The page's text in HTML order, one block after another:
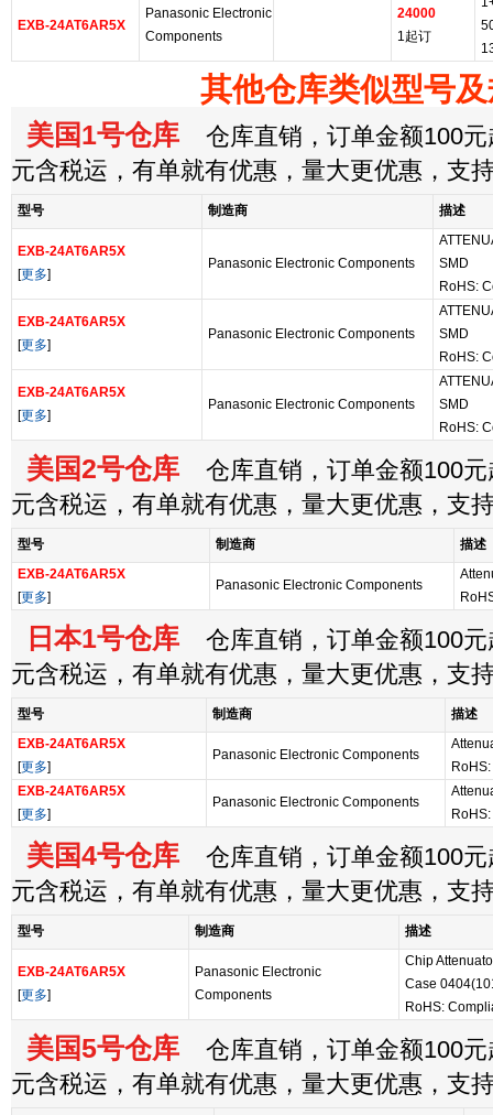
EXB-24AT6AR5X
Panasonic Electronic
Components
24000
1起订
其他仓库类似型号
美国1号仓库 仓库直销，订单金额100元
元含税运，有单就有优惠，量大更优惠，支
型号 制造商 描述
EXB-24AT6AR5X
[更多]
Panasonic Electronic Components
SMD
RoHS:
EXB-24AT6AR5X
[更多]
Panasonic Electronic Components
SMD
RoHS:
EXB-24AT6AR5X
[更多]
Panasonic Electronic Components
SMD
RoHS:
美国2号仓库 仓库直销，订单金额100元
元含税运，有单就有优惠，量大更优惠，支
型号 制造商
描述
EXB-24AT6AR5X
[更多]
Panasonic Electronic Components
日本1号仓库 仓库直销，订单金额100元
元含税运，有单就有优惠，量大更优惠，支
型号 制造商
描述
EXB-24AT6AR5X
[更多]
Panasonic Electronic Components
EXB-24AT6AR5X
[更多]
Panasonic Electronic Components
美国4号仓库 仓库直销，订单金额100元
元含税运，有单就有优惠，量大更优惠，支
型号 制造商 描述
EXB-24AT6AR5X
[更多]
Panasonic Electronic
Components
Chip
Case
RoHS:
美国5号仓库 仓库直销，订单金额100元
元含税运，有单就有优惠，量大更优惠，支